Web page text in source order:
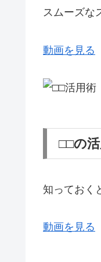
スムーズな
動画を見る
□□の
知っておく
動画を見る